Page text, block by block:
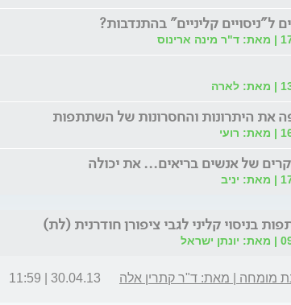
את היתרונות והחסרונות של השתתפות
של אנשים בריאים... את יכולה
בניסוי קליני לגבי ציפורן חודרנית (לת)
מומחה | מאת: ד"ר קתרין אלה 30.04.13 | 11:59